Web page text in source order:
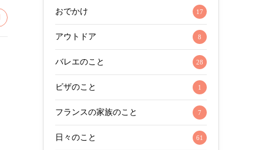
おでかけ 17
アウトドア 8
バレエのこと 28
ビザのこと 1
フランスの家族のこと 7
日々のこと 61